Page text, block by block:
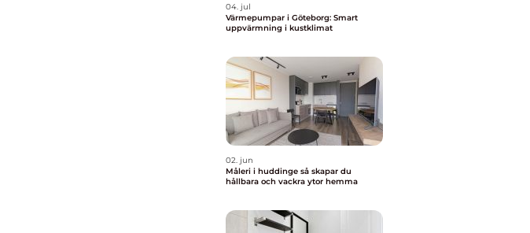
04. jul
Värmepumpar i Göteborg: Smart
uppvärmning i kustklimat
02. jun
Måleri i huddinge så skapar du
hållbara och vackra ytor hemma